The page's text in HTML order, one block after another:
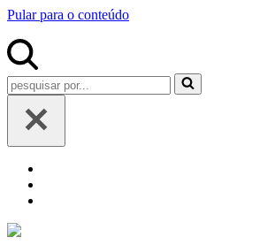
Pular para o conteúdo
Pesquisar
por...